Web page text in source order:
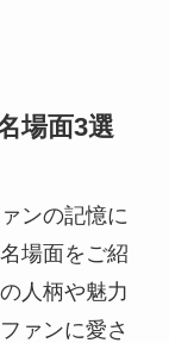
場面3選
ンの記憶に
場面をご紹
人柄や魅力
ァンに愛さ